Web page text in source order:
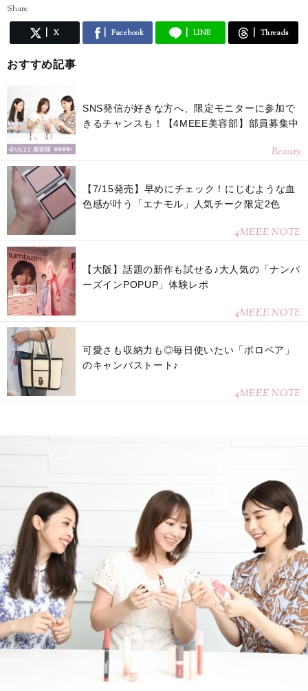
Share
X Facebook LINE Threads
おすすめ記事
SNS発信が好きな方へ、限定モニターに参加で
きるチャンスも！【4MEEE美容部】部員募集中
Beauty
【7/15発売】早めにチェック！にじむような血
色感が叶う「エナモル」人気チーク限定2色
4MEEE NOTE
【大阪】話題の新作も試せる♪大人気の「ナンバ
ーズインPOPUP」体験レポ
4MEEE NOTE
可愛さも収納力も◎毎日使いたい「ポロベア」
のキャンバストート♪
4MEEE NOTE